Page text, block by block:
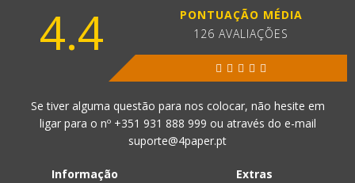
4.4
PONTUAÇÃO MÉDIA
126 AVALIAÇÕES
Se tiver alguma questão para nos colocar, não hesite em
ligar para o nº +351 931 888 999 ou através do e-mail
suporte@4paper.pt
Informação
Extras